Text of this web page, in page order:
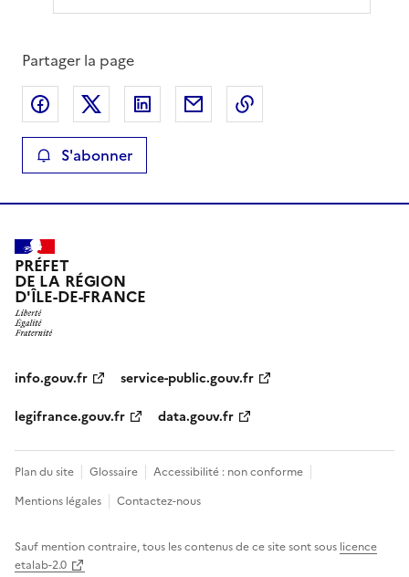
Partager la page
Partager sur Facebook
Partager sur XPartager sur LinkedIn
Partager par email
S'abonner
PRÉFET
DE LA RÉGION
D'ÎLE-DE-FRANCE
info.gouv.fr
service-public.gouv.fr
legifrance.gouv.fr
data.gouv.fr
Plan du site Glossaire
Accessibilité : non conforme
Mentions légales
Contactez-nous
Sauf mention contraire, tous les contenus de ce site sont sous licence
etalab-2.0